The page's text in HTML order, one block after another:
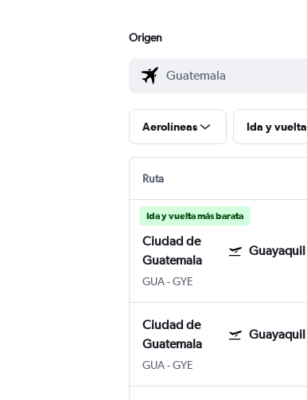
Origen
Aerolíneas Ida y vuelta
Ruta
Ida y vuelta más barata
Ciudad de
Guatemala
Guayaquil
GUA-GYE
Ciudad de
Guatemala
Guayaquil
GUA-GYE